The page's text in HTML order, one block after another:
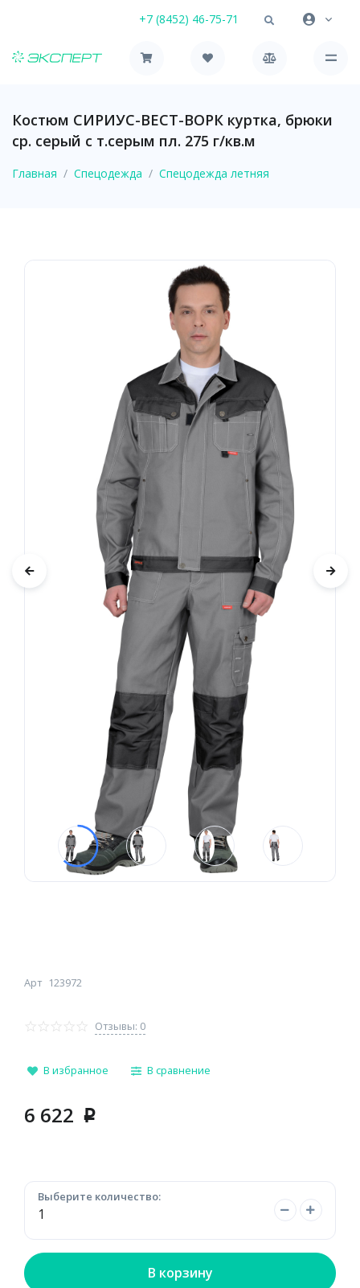
+7 (8452) 46-75-71
Костюм СИРИУС-ВЕСТ-ВОРК куртка, брюки
ср. серый с т.серым пл. 275 г/кв.м
Главная Спецодежда Спецодежда летняя
Арт 123972
Отзывы: 0
В избранное В сравнение
6 622 p
Выберите количество:
В корзину